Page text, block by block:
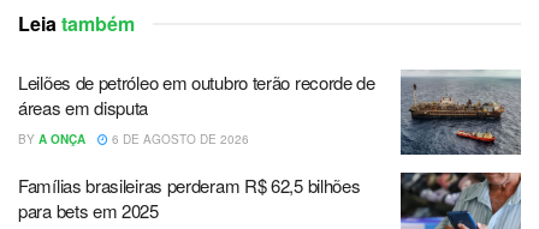
Leia também
Leilões de petróleo em outubro terão recorde de
áreas em disputa
BY A ONÇA 6 DE AGOSTO DE 2026
Famílias brasileiras perderam R$ 62,5 bilhões
para bets em 2025